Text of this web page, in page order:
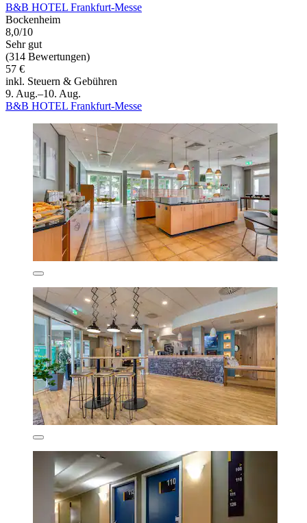
B&B HOTEL Frankfurt-Messe
Bockenheim
8,0/10
Sehr gut
(314 Bewertungen)
57 €
inkl. Steuern & Gebühren
9. Aug.–10. Aug.
B&B HOTEL Frankfurt-Messe